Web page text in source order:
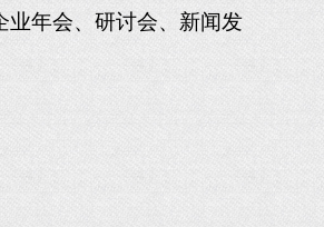
业年会、研讨会、新闻发